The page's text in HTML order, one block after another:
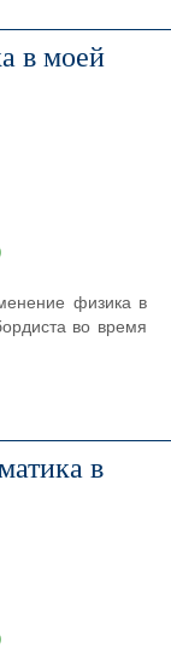
в моей
физика в
во время
в